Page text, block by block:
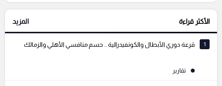
التعليقات السابقة
الأكثر قراءة المزيد
1 قرعة دوري الأبطال والكونفيدرالية .. حسم منافسي الأهلي والزمالك
تقارير